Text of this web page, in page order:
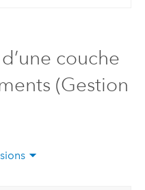
couche
(Gestion